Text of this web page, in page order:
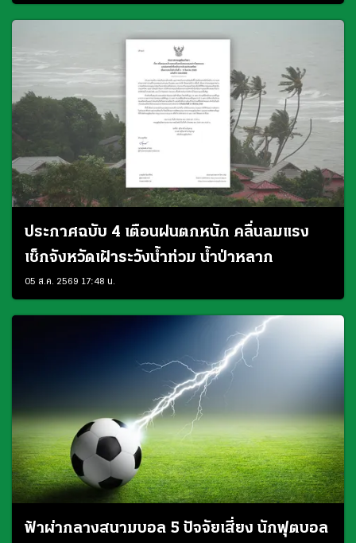
ประกาศฉบับ 4 เตือนฝนตกหนัก คลื่นลมแรง
เช็กจังหวัดเฝ้าระวังน้ำท่วม น้ำป่าหลาก
05 ส.ค. 2569 17:48 น.
ฟ้าผ่ากลางสนามบอล 5 ปัจจัยเสี่ยง นักฟุตบอล